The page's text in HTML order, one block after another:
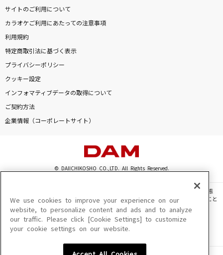
サイトのご利用について
カラオケご利用にあたっての注意事項
利用規約
特定商取引法に基づく表示
プライバシーポリシー
クッキー設定
インフォマティブデータの取得について
ご契約方法
企業情報（コーポレートサイト）
© DAIICHIKOSHO CO.,LTD. All Rights Reserved.
このサイトに掲載されている一切の文章・画像・写真・動画・音声等を、手段や形態
を問わず、著作権法の定める範囲を超えて無断で複製、転載、ファイル化などすること
を禁じます。
楽曲及びコンテンツは、機種によりご利用いただけない場合があります。
楽曲及びコンテンツの配信日、配信内容が変更になる場合があります。
We use cookies to improve your experience on our
website, to personalize content and ads and to analyze
our traffic. Please click [Cookie Settings] to customize
your cookie settings on our website.